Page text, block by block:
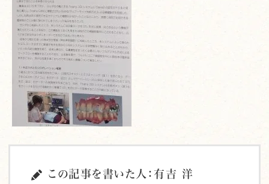
この記事を書いた人：有吉 洋